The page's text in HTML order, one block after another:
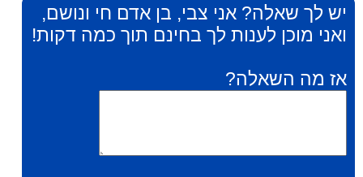
יש לך שאלה? אני צבי, בן אדם חי ונושם,
ואני מוכן לענות לך בחינם תוך כמה דקות!
אז מה השאלה?